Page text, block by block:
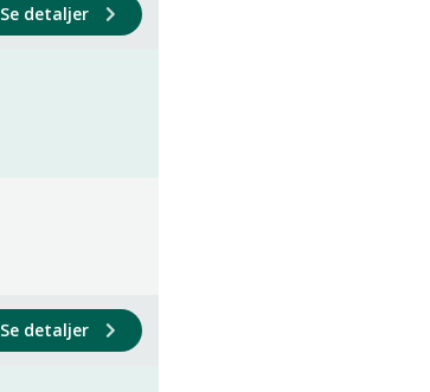
Se detaljer
Se detaljer